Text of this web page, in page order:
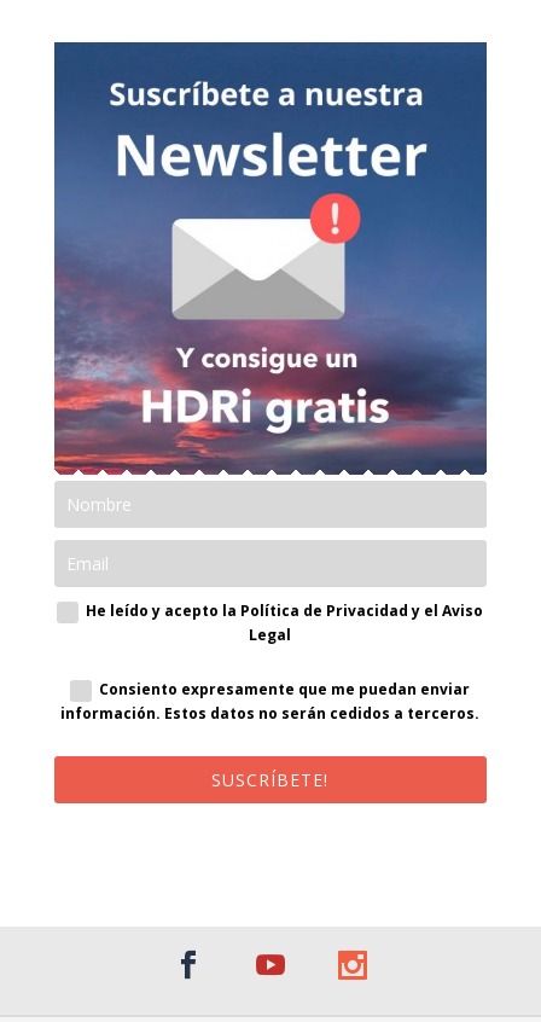
He leído y acepto la Política de Privacidad y el Aviso
Legal
Consiento expresamente que me puedan enviar
información. Estos datos no serán cedidos a terceros.
SUSCRÍBETE!